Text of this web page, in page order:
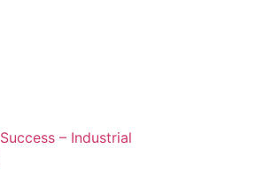
– Industrial